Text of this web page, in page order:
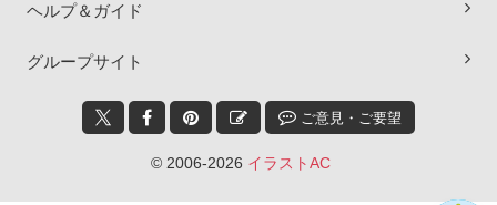
ヘルプ＆ガイド
グループサイト
ご意見・ご要望
© 2006-2026 イラストAC